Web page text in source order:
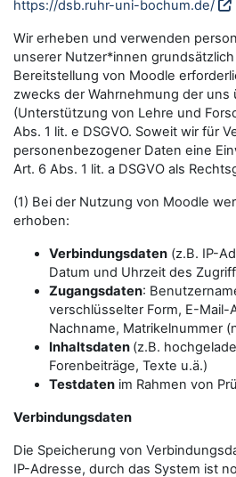
https://dsb.ruhr-uni-bochum.de/
Wir erheben und verwenden
unserer Nutzer*innen
Bereitstellung von Moodle
zwecks der Wahrnehmung der uns
(Unterstützung von Lehre und
Abs. 1 lit. e DSGVO. Soweit wir für
personenbezogener Daten eine
Art. 6 Abs. 1 lit. a DSGVO als
(1) Bei der Nutzung von Moodle
erhoben:
Verbindungsdaten (z.B. IP-
Datum und Uhrzeit des
Zugangsdaten:
verschlüsselter Form, E-Mail-
Nachname, Matrikelnummer
Inhaltsdaten (z.B.
Forenbeiträge, Texte u.ä.)
Testdaten im Rahmen von
Verbindungsdaten
Die Speicherung von
IP-Adresse, durch das System ist